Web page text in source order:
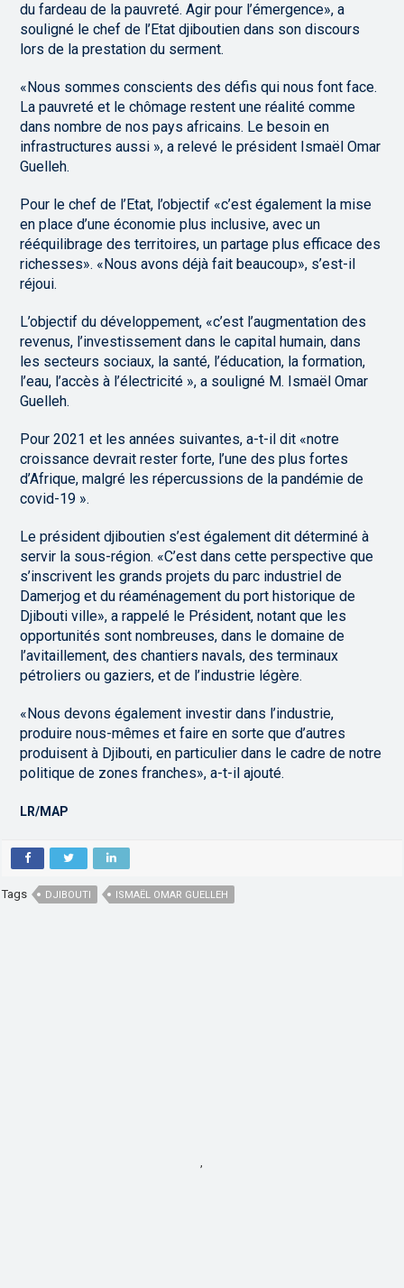
du fardeau de la pauvreté. Agir pour l’émergence», a
souligné le chef de l’Etat djiboutien dans son discours
lors de la prestation du serment.
«Nous sommes conscients des défis qui nous font face.
La pauvreté et le chômage restent une réalité comme
dans nombre de nos pays africains. Le besoin en
infrastructures aussi », a relevé le président Ismaël Omar
Guelleh.
Pour le chef de l’Etat, l’objectif «c’est également la mise
en place d’une économie plus inclusive, avec un
rééquilibrage des territoires, un partage plus efficace des
richesses». «Nous avons déjà fait beaucoup», s’est-il
réjoui.
L’objectif du développement, «c’est l’augmentation des
revenus, l’investissement dans le capital humain, dans
les secteurs sociaux, la santé, l’éducation, la formation,
l’eau, l’accès à l’électricité », a souligné M. Ismaël Omar
Guelleh.
Pour 2021 et les années suivantes, a-t-il dit «notre
croissance devrait rester forte, l’une des plus fortes
d’Afrique, malgré les répercussions de la pandémie de
covid-19 ».
Le président djiboutien s’est également dit déterminé à
servir la sous-région. «C’est dans cette perspective que
s’inscrivent les grands projets du parc industriel de
Damerjog et du réaménagement du port historique de
Djibouti ville», a rappelé le Président, notant que les
opportunités sont nombreuses, dans le domaine de
l’avitaillement, des chantiers navals, des terminaux
pétroliers ou gaziers, et de l’industrie légère.
«Nous devons également investir dans l’industrie,
produire nous-mêmes et faire en sorte que d’autres
produisent à Djibouti, en particulier dans le cadre de notre
politique de zones franches», a-t-il ajouté.
LR/MAP
Tags DJIBOUTI ISMAËL OMAR GUELLEH
,